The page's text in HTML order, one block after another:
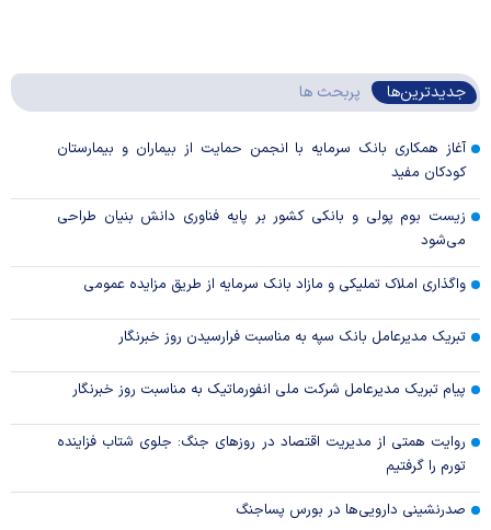
جدیدترین‌ها پربحث ها
آغاز همکاری بانک سرمایه با انجمن حمایت از بیماران و بیمارستان
کودکان مفید
زیست بوم پولی و بانکی کشور بر پایه فناوری دانش بنیان طراحی
می‌شود
واگذاری املاک تملیکی و مازاد بانک سرمایه از طریق مزایده عمومی
تبریک مدیرعامل بانک سپه به مناسبت فرارسیدن روز خبرنگار
پیام تبریک مدیرعامل شرکت ملی انفورماتیک به مناسبت روز خبرنگار
روایت همتی از مدیریت اقتصاد در روزهای جنگ: جلوی شتاب فزاینده
تورم را گرفتیم
صدرنشینی دارویی‌ها در بورس پساجنگ